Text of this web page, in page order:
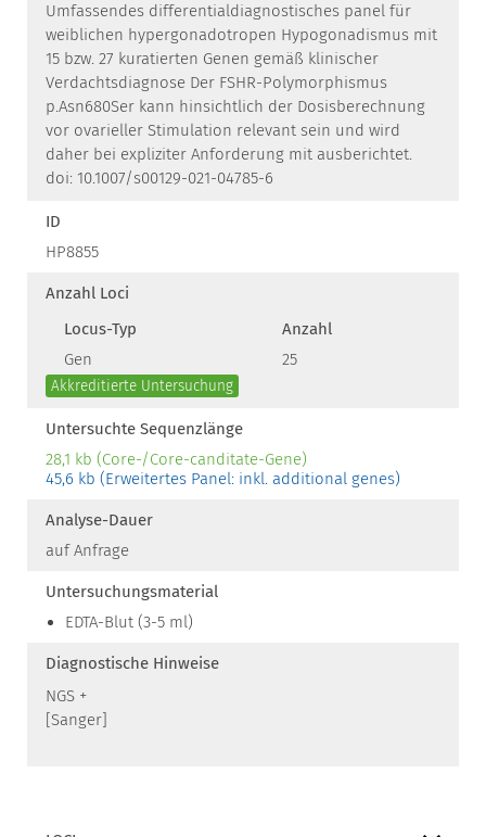
Umfassendes differentialdiagnostisches panel für
weiblichen hypergonadotropen Hypogonadismus mit
15 bzw. 27 kuratierten Genen gemäß klinischer
Verdachtsdiagnose Der FSHR-Polymorphismus
p.Asn680Ser kann hinsichtlich der Dosisberechnung
vor ovarieller Stimulation relevant sein und wird
daher bei expliziter Anforderung mit ausberichtet.
doi: 10.1007/s00129-021-04785-6
ID
HP8855
Anzahl Loci
Locus-Typ
Anzahl
Gen
25
Akkreditierte Untersuchung
Untersuchte Sequenzlänge
28,1 kb (Core-/Core-canditate-Gene)
45,6 kb (Erweitertes Panel: inkl. additional genes)
Analyse-Dauer
auf Anfrage
Untersuchungsmaterial
EDTA-Blut (3-5 ml)
Diagnostische Hinweise
NGS +
[Sanger]